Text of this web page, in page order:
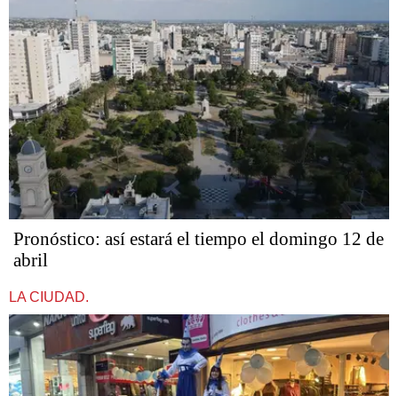
Pronóstico: así estará el tiempo el domingo 12 de
abril
LA CIUDAD.